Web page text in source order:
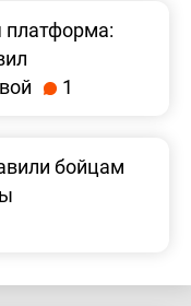
платформа:
1
бойцам